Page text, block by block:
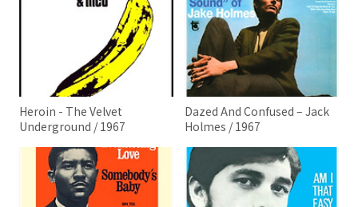
Heroin - The Velvet
Underground / 1967
Dazed And Confused – Jack
Holmes / 1967